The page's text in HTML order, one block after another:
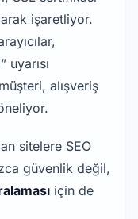
işaretliyor.
uyarısı
alışveriş
sitelere SEO
güvenlik değil,
için de